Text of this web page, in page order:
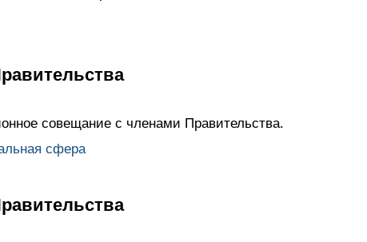
совещание с членами Правительства.
сфера